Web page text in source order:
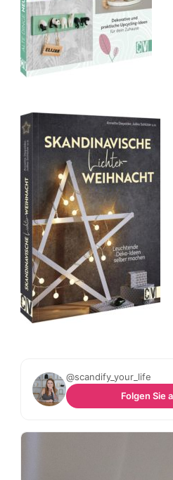
@scandify_your_life
Folgen Sie